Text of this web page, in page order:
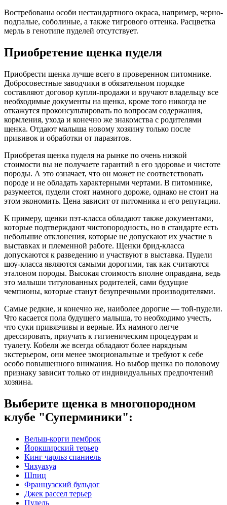
Востребованы особи нестандартного окраса, например, черно-
подпалые, соболиные, а также тигрового оттенка. Расцветка
мерль в генотипе пуделей отсутствует.
Приобретение щенка пуделя
Приобрести щенка лучше всего в проверенном питомнике.
Добросовестные заводчики в обязательном порядке
составляют договор купли-продажи и вручают владельцу все
необходимые документы на щенка, кроме того никогда не
откажутся проконсультировать по вопросам содержания,
кормления, ухода и конечно же знакомства с родителями
щенка. Отдают малыша новому хозяину только после
прививок и обработки от паразитов.
Приобретая щенка пуделя на рынке по очень низкой
стоимости вы не получаете гарантий в его здоровье и чистоте
породы. А это означает, что он может не соответствовать
породе и не обладать характерными чертами. В питомнике,
разумеется, пудели стоят намного дороже, однако не стоит на
этом экономить. Цена зависит от питомника и его репутации.
К примеру, щенки пэт-класса обладают также документами,
которые подтверждают чистопородность, но в стандарте есть
небольшие отклонения, которые не допускают их участие в
выставках и племенной работе. Щенки брид-класса
допускаются к разведению и участвуют в выставка. Пудели
шоу-класса являются самыми дорогими, так как считаются
эталоном породы. Высокая стоимость вполне оправдана, ведь
это малыши титулованных родителей, сами будущие
чемпионы, которые станут безупречными производителями.
Самые редкие, и конечно же, наиболее дорогие — той-пудели.
Что касается пола будущего малыша, то необходимо учесть,
что суки привязчивы и верные. Их намного легче
дрессировать, приучать к гигиеническим процедурам и
туалету. Кобели же всегда обладают более нарядным
экстерьером, они менее эмоциональные и требуют к себе
особо повышенного внимания. Но выбор щенка по половому
признаку зависит только от индивидуальных предпочтений
хозяина.
Выберите щенка в многопородном
клубе "Суперминики":
Вельш-корги пемброк
Йоркширский терьер
Кинг чарльз спаниель
Чихуахуа
Шпиц
Французский бульдог
Джек рассел терьер
Пудель